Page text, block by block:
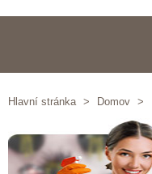
Hlavní stránka > Domov >